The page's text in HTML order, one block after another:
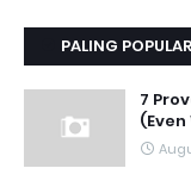
PALING POPULAR
7